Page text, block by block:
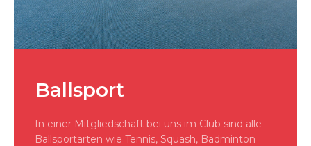
Ballsport
In einer Mitgliedschaft bei uns im Club sind alle
Ballsportarten wie Tennis, Squash, Badminton